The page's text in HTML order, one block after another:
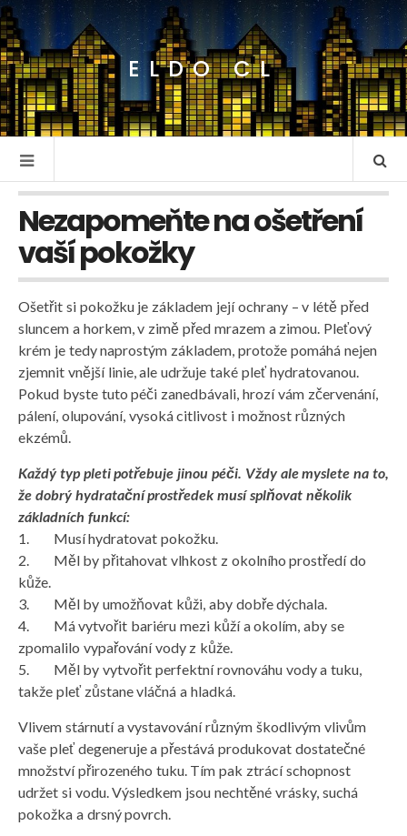
ELDO CL
Nezapomeňte na ošetření
vaší pokožky
Ošetřit si pokožku je základem její ochrany – v létě před
sluncem a horkem, v zimě před mrazem a zimou. Pleťový
krém je tedy naprostým základem, protože pomáhá nejen
zjemnit vnější linie, ale udržuje také pleť hydratovanou.
Pokud byste tuto péči zanedbávali, hrozí vám zčervenání,
pálení, olupování, vysoká citlivost i možnost různých
ekzémů.
Každý typ pleti potřebuje jinou péči. Vždy ale myslete na to,
že dobrý hydratační prostředek musí splňovat několik
základních funkcí:
1. Musí hydratovat pokožku.
2. Měl by přitahovat vlhkost z okolního prostředí do
kůže.
3. Měl by umožňovat kůži, aby dobře dýchala.
4. Má vytvořit bariéru mezi kůží a okolím, aby se
zpomalilo vypařování vody z kůže.
5. Měl by vytvořit perfektní rovnováhu vody a tuku,
takže pleť zůstane vláčná a hladká.
Vlivem stárnutí a vystavování různým škodlivým vlivům
vaše pleť degeneruje a přestává produkovat dostatečné
množství přirozeného tuku. Tím pak ztrácí schopnost
udržet si vodu. Výsledkem jsou nechtěné vrásky, suchá
pokožka a drsný povrch.